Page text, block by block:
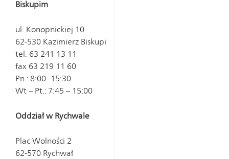
Biskupim
ul. Konopnickiej 10
62-530 Kazimierz Biskupi
tel. 63 241 13 11
fax 63 219 11 60
Pn.: 8:00 -15:30
Wt – Pt.: 7:45 – 15:00
Oddział w Rychwale
Plac Wolności 2
62-570 Rychwał